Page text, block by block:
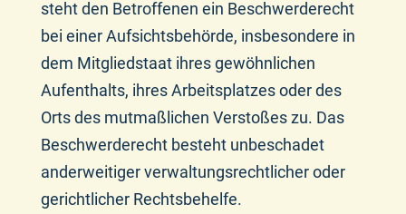
steht den Betroffenen ein Beschwerderecht
bei einer Aufsichtsbehörde, insbesondere in
dem Mitgliedstaat ihres gewöhnlichen
Aufenthalts, ihres Arbeitsplatzes oder des
Orts des mutmaßlichen Verstoßes zu. Das
Beschwerderecht besteht unbeschadet
anderweitiger verwaltungsrechtlicher oder
gerichtlicher Rechtsbehelfe.